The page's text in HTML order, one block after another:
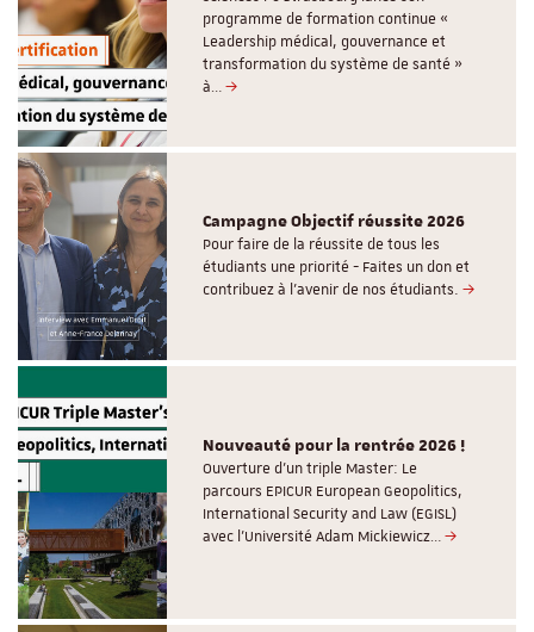
programme de formation continue «
Leadership médical, gouvernance et
transformation du système de santé »
à…
Campagne Objectif réussite 2026
Pour faire de la réussite de tous les
étudiants une priorité - Faites un don et
contribuez à l’avenir de nos étudiants.
Nouveauté pour la rentrée 2026 !
Ouverture d'un triple Master: Le
parcours EPICUR European Geopolitics,
International Security and Law (EGISL)
avec l’Université Adam Mickiewicz…